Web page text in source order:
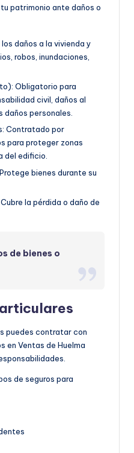
patrimonio ante daños o
daños a la vivienda y
robos, inundaciones,
Obligatorio para
civil, daños al
daños personales.
Contratado por
para proteger zonas
del edificio.
bienes durante su
la pérdida o daño de
de bienes o
puedes contratar con
en Ventas de Huelma
de seguros para